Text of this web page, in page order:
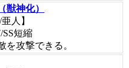
獣神化）
人】
短縮
を攻撃できる。